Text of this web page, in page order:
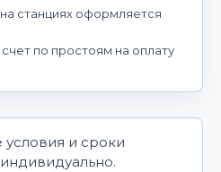
станциях оформляется
по простоям на оплату
условия и сроки